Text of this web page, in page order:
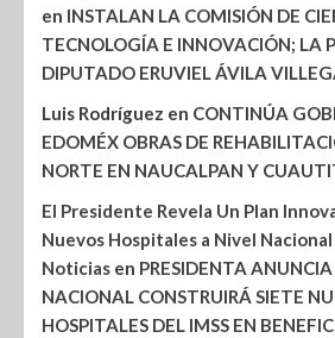
en INSTALAN LA COMISIÓN DE
TECNOLOGÍA E INNOVACIÓN; LA
DIPUTADO ERUVIEL ÁVILA
Luis Rodríguez en CONTINÚA
EDOMÉX OBRAS DE
NORTE EN NAUCALPAN Y
El Presidente Revela Un Plan
Nuevos Hospitales a Nivel
Noticias en PRESIDENTA
NACIONAL CONSTRUIRÁ SIETE
HOSPITALES DEL IMSS EN